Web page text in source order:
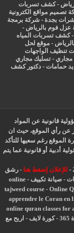
-كشف تسربات
تصميم مواقع الكترونية
بجدة -شركة برمجة
عزل فوم بالرياض -
-كشف تسربات المياه
- موقع لحل
تنظيف الواجهات
-تسليك مجاري
حمامات -دكتور كشف
قانونية عن المواد
عن رأي الموقع، حيث ان
الموقع رغم سعيها للتأكد
أدبية أو قانونية عما يتم
للإعلان إضغط هنا -رشق
-صيانة تكييف -
online
tajweed course- Online
apprendre le Coran en
online quran classes for
-كورة لايف - اربح مع